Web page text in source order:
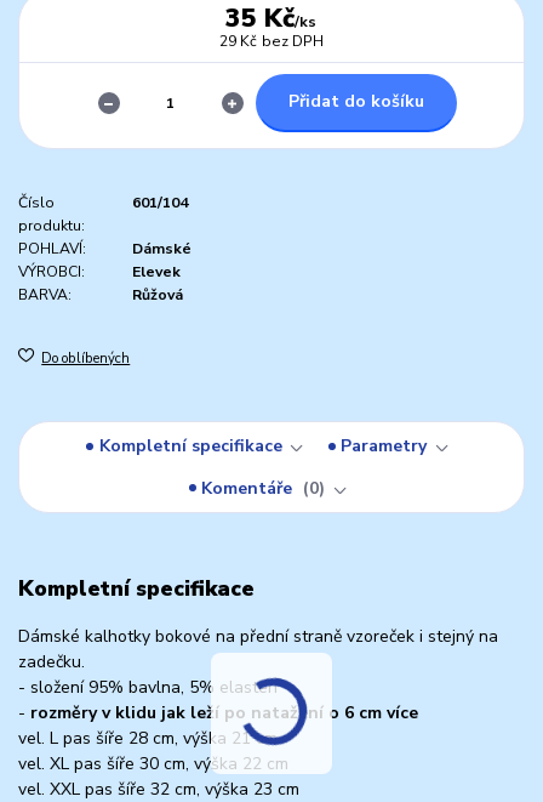
35 Kč/ks
29 Kč bez DPH
Přidat do košíku
Číslo
produktu:
601/104
POHLAVÍ:
Dámské
VÝROBCI:
Elevek
BARVA:
Růžová
Do oblíbených
Kompletní specifikace
Parametry
Komentáře
0
Kompletní specifikace
Dámské kalhotky bokové na přední straně vzoreček i stejný na
zadečku.
- složení 95% bavlna, 5% elasten
- rozměry v klidu jak leží po natažení o 6 cm více
vel. L pas šíře 28 cm, výška 21 cm
vel. XL pas šíře 30 cm, výška 22 cm
vel. XXL pas šíře 32 cm, výška 23 cm